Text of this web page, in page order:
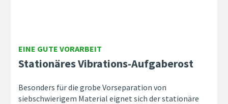
EINE GUTE VORARBEIT
Stationäres Vibrations-Aufgaberost
Besonders für die grobe Vorseparation von
siebschwierigem Material eignet sich der stationäre